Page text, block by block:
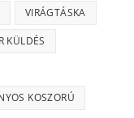
VIRÁGTÁSKA
KÜLDÉS
KOSZORÚ